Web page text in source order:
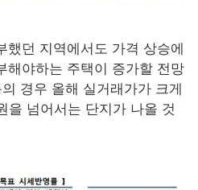
했던 지역에서도 가격 상승에
해야하는 주택이 증가할 전망
경우 올해 실거래가가 크게
을 넘어서는 단지가 나올 것